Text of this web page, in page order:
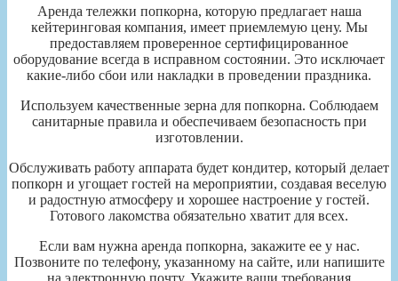
Аренда тележки попкорна, которую предлагает наша
кейтеринговая компания, имеет приемлемую цену. Мы
предоставляем проверенное сертифицированное
оборудование всегда в исправном состоянии. Это исключает
какие-либо сбои или накладки в проведении праздника.
Используем качественные зерна для попкорна. Соблюдаем
санитарные правила и обеспечиваем безопасность при
изготовлении.
Обслуживать работу аппарата будет кондитер, который делает
попкорн и угощает гостей на мероприятии, создавая веселую
и радостную атмосферу и хорошее настроение у гостей.
Готового лакомства обязательно хватит для всех.
Если вам нужна аренда попкорна, закажите ее у нас.
Позвоните по телефону, указанному на сайте, или напишите
на электронную почту. Укажите ваши требования